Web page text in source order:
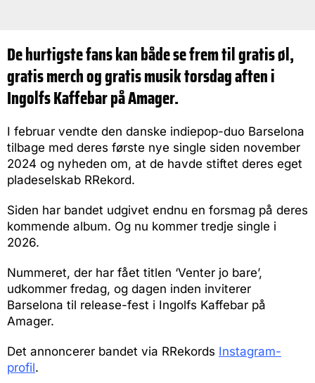
De hurtigste fans kan både se frem til gratis øl,
gratis merch og gratis musik torsdag aften i
Ingolfs Kaffebar på Amager.
I februar vendte den danske indiepop-duo Barselona
tilbage med deres første nye single siden november
2024 og nyheden om, at de havde stiftet deres eget
pladeselskab RRekord.
Siden har bandet udgivet endnu en forsmag på deres
kommende album. Og nu kommer tredje single i
2026.
Nummeret, der har fået titlen ‘Venter jo bare’,
udkommer fredag, og dagen inden inviterer
Barselona til release-fest i Ingolfs Kaffebar på
Amager.
Det annoncerer bandet via RRekords Instagram-
profil.